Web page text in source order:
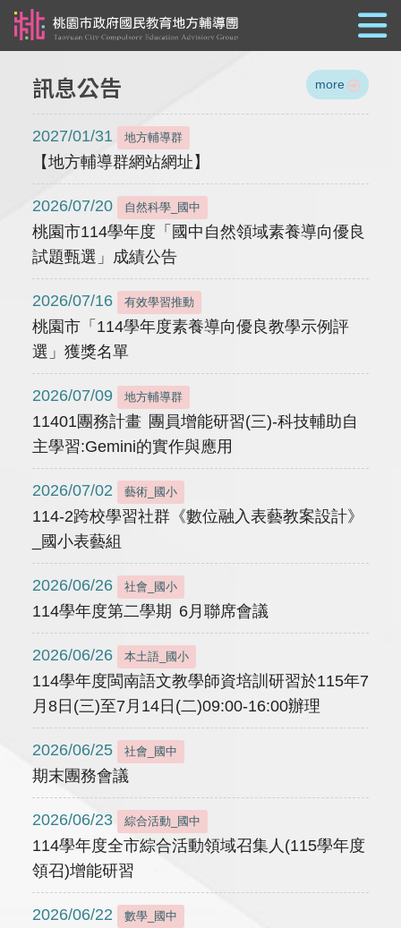
訊息公告 more
2027/01/31 地方輔導群
【地方輔導群網站網址】
2026/07/20 自然科學_國中
桃園市114學年度「國中自然領域素養導向優良
試題甄選」成績公告
2026/07/16 有效學習推動
桃園市「114學年度素養導向優良教學示例評
選」獲獎名單
2026/07/09 地方輔導群
11401團務計畫 團員增能研習(三)-科技輔助自
主學習:Gemini的實作與應用
2026/07/02 藝術_國小
114-2跨校學習社群《數位融入表藝教案設計》
_國小表藝組
2026/06/26 社會_國小
114學年度第二學期 6月聯席會議
2026/06/26 本土語_國小
114學年度閩南語文教學師資培訓研習於115年7
月8日(三)至7月14日(二)09:00-16:00辦理
2026/06/25 社會_國中
期末團務會議
2026/06/23 綜合活動_國中
114學年度全市綜合活動領域召集人(115學年度
領召)增能研習
2026/06/22 數學_國中